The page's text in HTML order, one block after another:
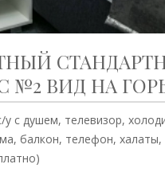
№2 ВИД НА
у с душем, телевизор,
балкон, телефон,